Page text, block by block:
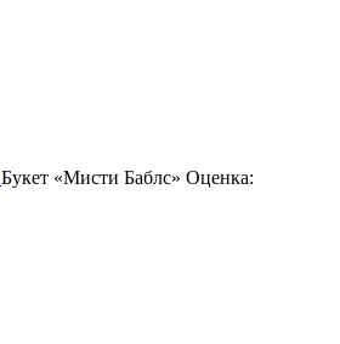
Букет «Мисти Баблс» Оценка: